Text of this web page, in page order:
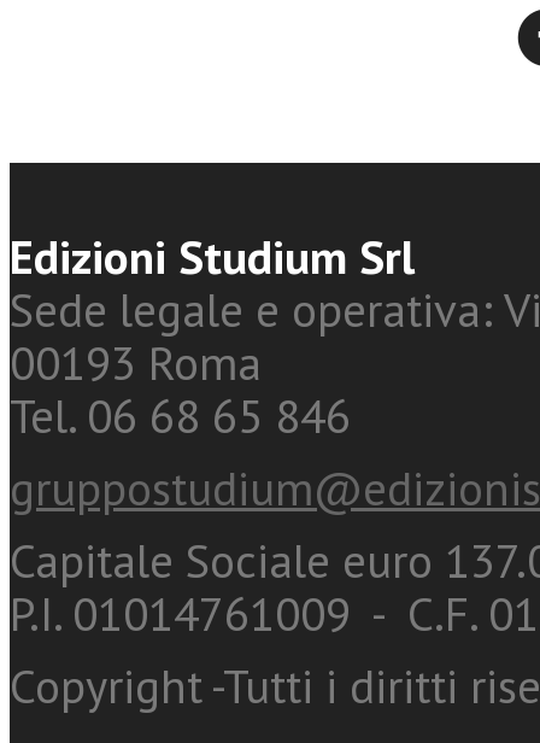
Edizioni Studium Srl
Sede legale e operativa:
00193 Roma
Tel. 06 68 65 846
Capitale Sociale euro
P.I. 01014761009 - C.F.
Copyright -Tutti i diritti